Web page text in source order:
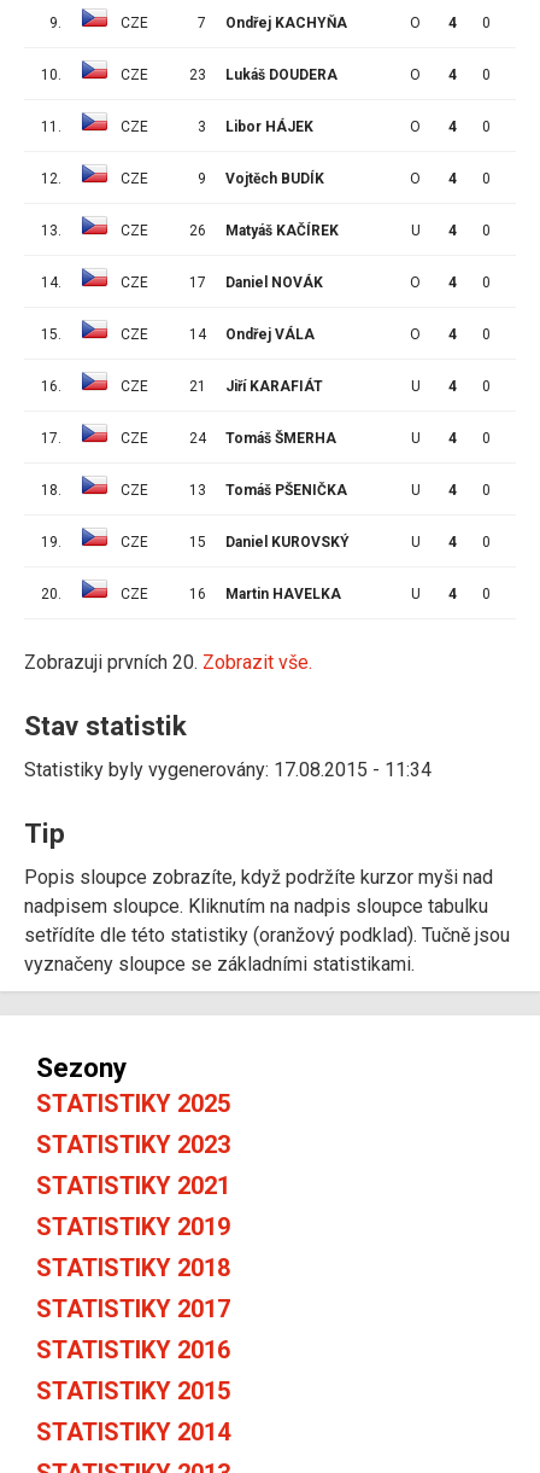
9. CZE 7 Ondřej KACHYŇA O 4 0
10. CZE 23 Lukáš DOUDERA O 4 0
11. CZE 3 Libor HÁJEK O 4 0
12. CZE 9 Vojtěch BUDÍK O 4 0
13. CZE 26 Matyáš KAČÍREK U 4 0
14. CZE 17 Daniel NOVÁK O 4 0
15. CZE 14 Ondřej VÁLA O 4 0
16. CZE 21 Jiří KARAFIÁT U 4 0
17. CZE 24 Tomáš ŠMERHA U 4 0
18. CZE 13 Tomáš PŠENIČKA U 4 0
19. CZE 15 Daniel KUROVSKÝ U 4 0
20. CZE 16 Martin HAVELKA U 4 0
Zobrazuji prvních 20. Zobrazit vše.
Stav statistik
Statistiky byly vygenerovány: 17.08.2015 - 11:34
Tip
Popis sloupce zobrazíte, když podržíte kurzor myši nad
nadpisem sloupce. Kliknutím na nadpis sloupce tabulku
setřídíte dle této statistiky (oranžový podklad). Tučně jsou
vyznačeny sloupce se základními statistikami.
Sezony
STATISTIKY 2025
STATISTIKY 2023
STATISTIKY 2021
STATISTIKY 2019
STATISTIKY 2018
STATISTIKY 2017
STATISTIKY 2016
STATISTIKY 2015
STATISTIKY 2014